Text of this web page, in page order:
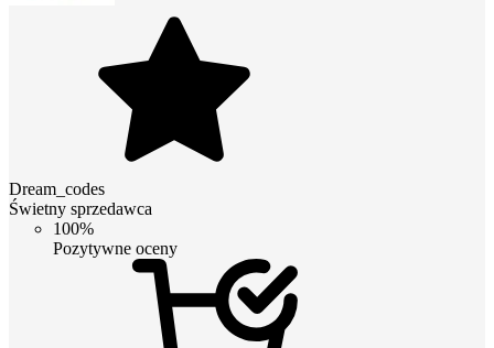
Dream_codes
Świetny sprzedawca
100%
Pozytywne oceny